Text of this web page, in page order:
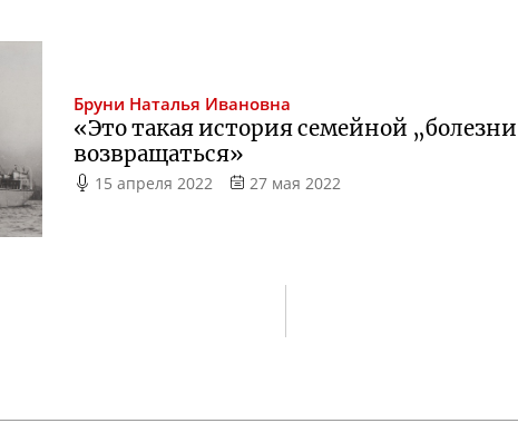
Бруни Наталья Ивановна
«Это такая история семейной
возвращаться»
15 апреля 2022 27 мая 2022